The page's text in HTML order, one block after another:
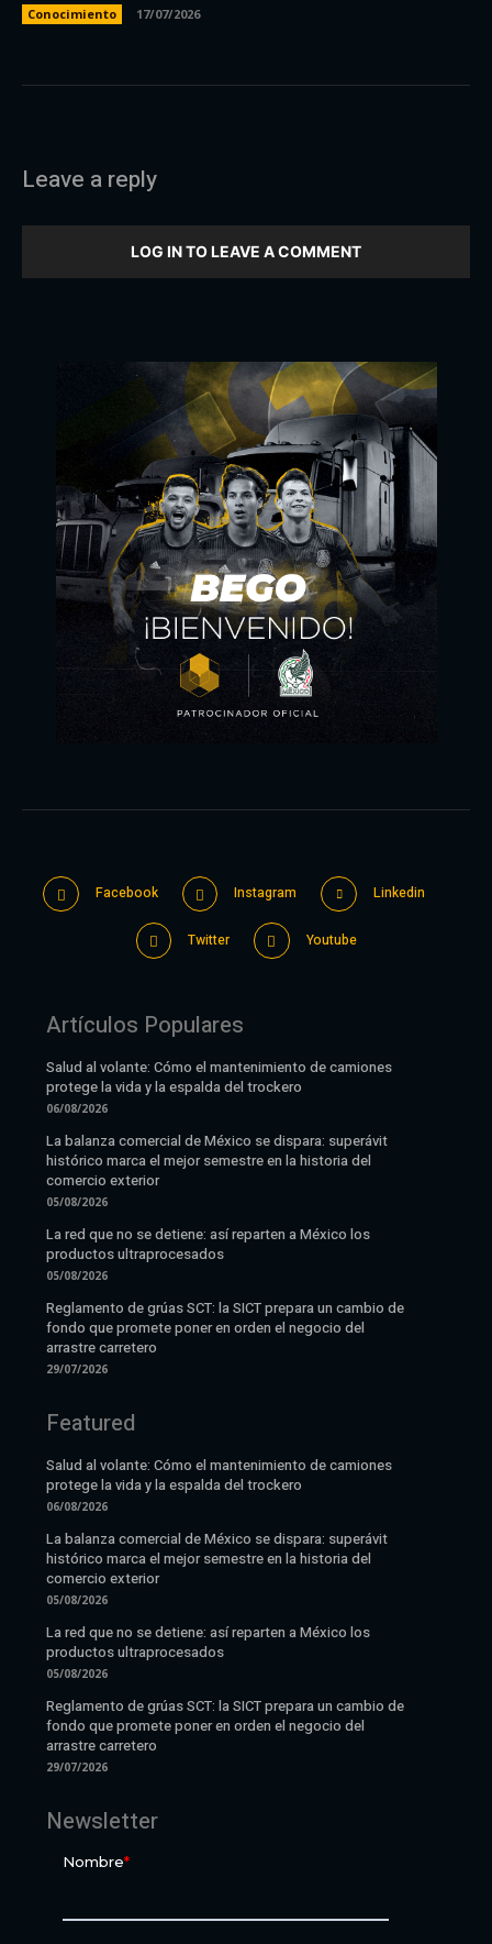
Conocimiento 17/07/2026
Leave a reply
LOG IN TO LEAVE A COMMENT
Facebook Instagram Linkedin
Twitter Youtube
Artículos Populares
Salud al volante: Cómo el mantenimiento de camiones
protege la vida y la espalda del trockero
06/08/2026
La balanza comercial de México se dispara: superávit
histórico marca el mejor semestre en la historia del
comercio exterior
05/08/2026
La red que no se detiene: así reparten a México los
productos ultraprocesados
05/08/2026
Reglamento de grúas SCT: la SICT prepara un cambio de
fondo que promete poner en orden el negocio del
arrastre carretero
29/07/2026
Featured
Salud al volante: Cómo el mantenimiento de camiones
protege la vida y la espalda del trockero
06/08/2026
La balanza comercial de México se dispara: superávit
histórico marca el mejor semestre en la historia del
comercio exterior
05/08/2026
La red que no se detiene: así reparten a México los
productos ultraprocesados
05/08/2026
Reglamento de grúas SCT: la SICT prepara un cambio de
fondo que promete poner en orden el negocio del
arrastre carretero
29/07/2026
Newsletter